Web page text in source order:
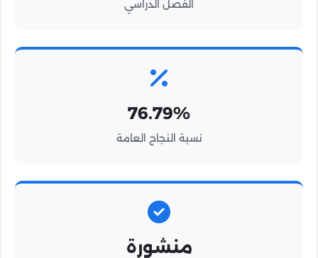
الفصل الدراسي
76.79%
نسبة النجاح العامة
منشورة